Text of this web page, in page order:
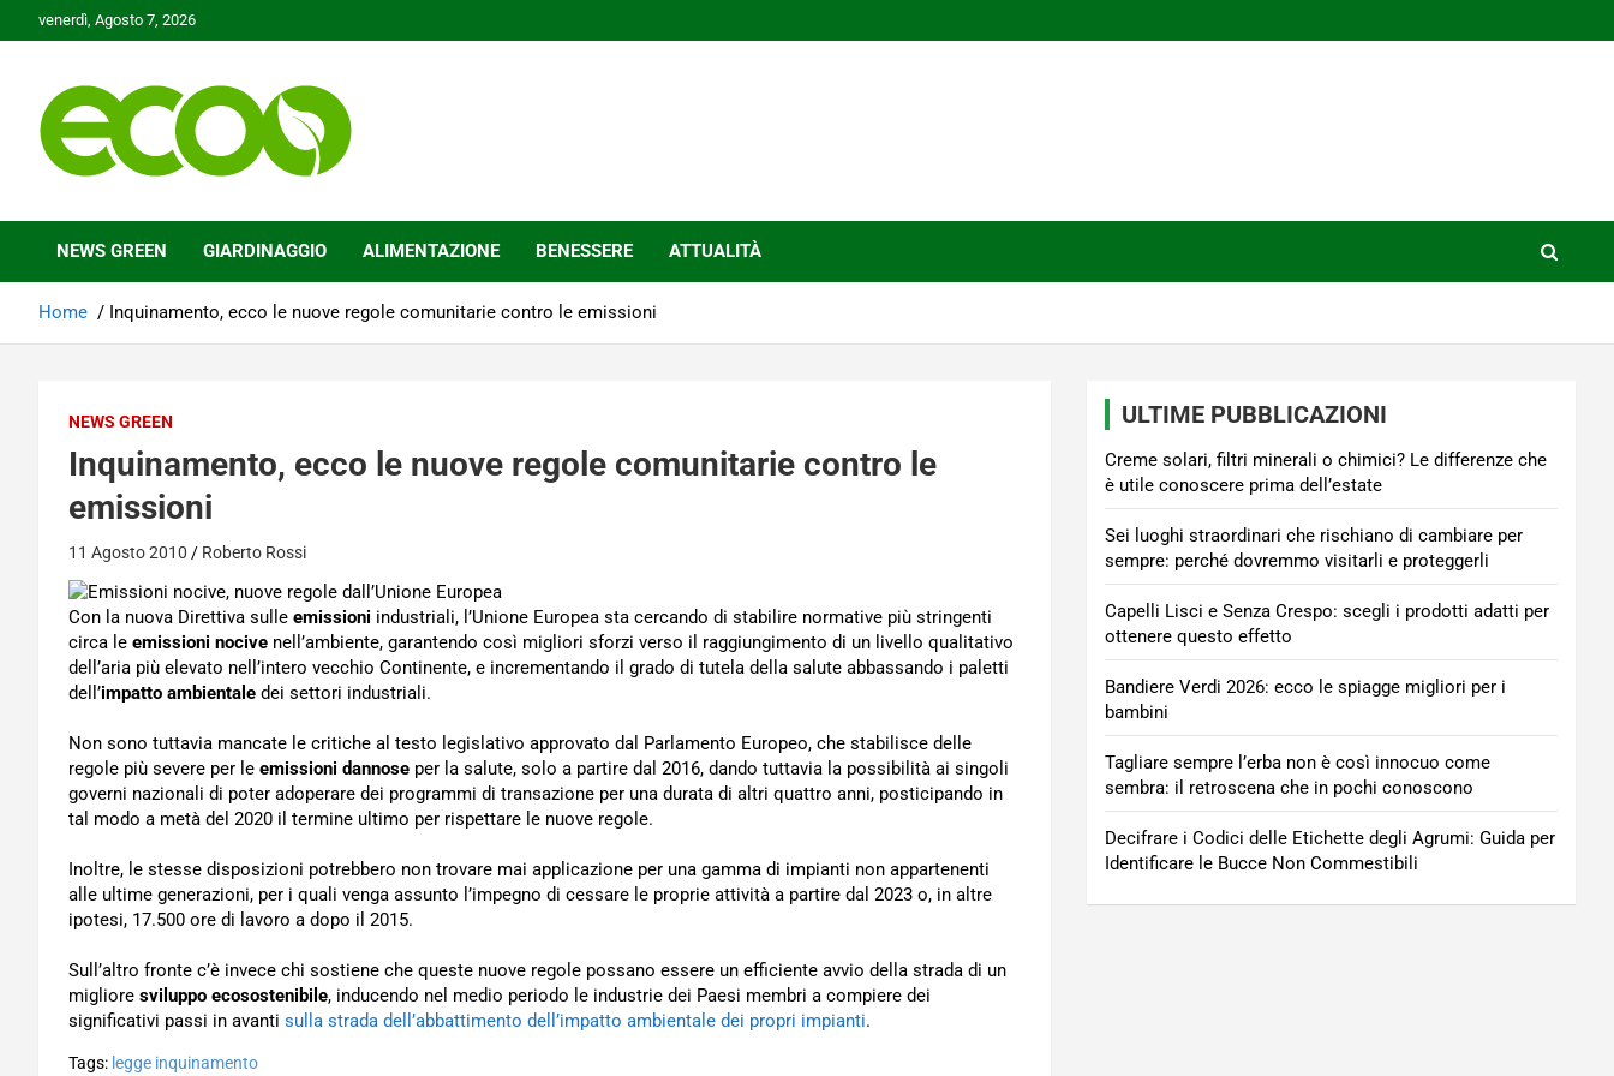
to
venerdì, Agosto 7, 2026
Ecoo.it
NEWS GREEN GIARDINAGGIO ALIMENTAZIONE BENESSERE ATTUALITÀ
Home Inquinamento, ecco le nuove regole comunitarie contro le emissioni
NEWS GREEN
Inquinamento, ecco le nuove regole comunitarie contro le
emissioni
11 Agosto 2010 Roberto Rossi
Con la nuova Direttiva sulle emissioni industriali, l’Unione Europea sta cercando di stabilire normative più stringenti
circa le emissioni nocive nell’ambiente, garantendo così migliori sforzi verso il raggiungimento di un livello qualitativo
dell’aria più elevato nell’intero vecchio Continente, e incrementando il grado di tutela della salute abbassando i paletti
dell’impatto ambientale dei settori industriali.
Non sono tuttavia mancate le critiche al testo legislativo approvato dal Parlamento Europeo, che stabilisce delle
regole più severe per le emissioni dannose per la salute, solo a partire dal 2016, dando tuttavia la possibilità ai singoli
governi nazionali di poter adoperare dei programmi di transazione per una durata di altri quattro anni, posticipando in
tal modo a metà del 2020 il termine ultimo per rispettare le nuove regole.
Inoltre, le stesse disposizioni potrebbero non trovare mai applicazione per una gamma di impianti non appartenenti
alle ultime generazioni, per i quali venga assunto l’impegno di cessare le proprie attività a partire dal 2023 o, in altre
ipotesi, 17.500 ore di lavoro a dopo il 2015.
Sull’altro fronte c’è invece chi sostiene che queste nuove regole possano essere un efficiente avvio della strada di un
migliore sviluppo ecosostenibile, inducendo nel medio periodo le industrie dei Paesi membri a compiere dei
significativi passi in avanti sulla strada dell’abbattimento dell’impatto ambientale dei propri impianti.
Tags: legge inquinamento
ULTIME PUBBLICAZIONI
Creme solari, filtri minerali o chimici? Le differenze che
è utile conoscere prima dell’estate
Sei luoghi straordinari che rischiano di cambiare per
sempre: perché dovremmo visitarli e proteggerli
Capelli Lisci e Senza Crespo: scegli i prodotti adatti per
ottenere questo effetto
Bandiere Verdi 2026: ecco le spiagge migliori per i
bambini
Tagliare sempre l’erba non è così innocuo come
sembra: il retroscena che in pochi conoscono
Decifrare i Codici delle Etichette degli Agrumi: Guida per
Identificare le Bucce Non Commestibili